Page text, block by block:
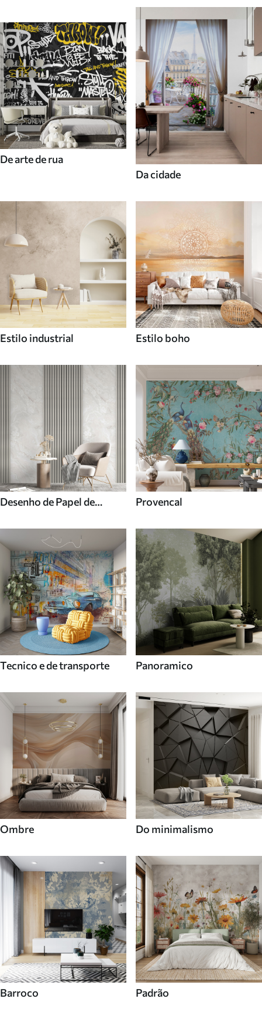
De arte de rua
Da cidade
Estilo industrial Estilo boho
Desenho de Papel de
Provencal
Tecnico e de transporte Panoramico
Ombre Do minimalismo
Barroco Padrão